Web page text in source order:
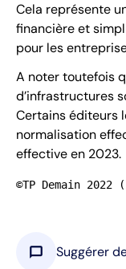
Cela représente
financière et
pour les
A noter toutefois
d’infrastructures
Certains éditeurs
normalisation
effective en 2023.
©TP Demain
chat_bubble Suggérer